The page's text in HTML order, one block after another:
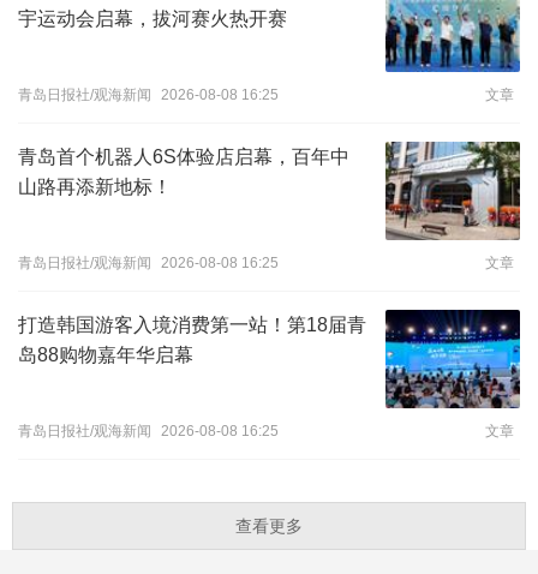
宇运动会启幕，拔河赛火热开赛
青岛日报社/观海新闻 2026-08-08 16:25 文章
青岛首个机器人6S体验店启幕，百年中
山路再添新地标！
青岛日报社/观海新闻 2026-08-08 16:25 文章
​打造韩国游客入境消费第一站！第18届青
岛88购物嘉年华启幕
青岛日报社/观海新闻 2026-08-08 16:25 文章
查看更多